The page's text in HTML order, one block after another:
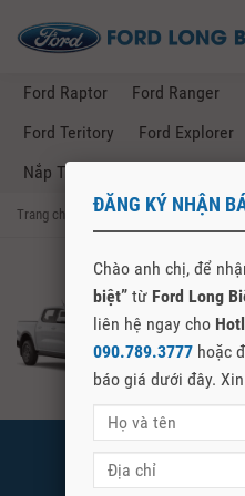
Ford Raptor Ford Ranger
Ford Teritory
Ford Explorer
Nắp Thùng Ford Ranger
Trang chủ Posts Tagged "giá xe ford
Ford
Ford
ĐĂNG KÝ NHẬN
Chào anh chị, để
biệt” từ Ford Long
liên hệ ngay cho
090.789.3777 hoặc
báo giá dưới đây.